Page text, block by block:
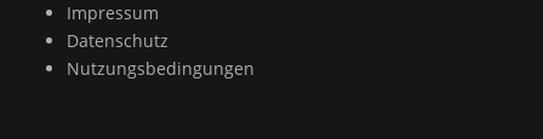
Impressum
Datenschutz
Nutzungsbedingungen